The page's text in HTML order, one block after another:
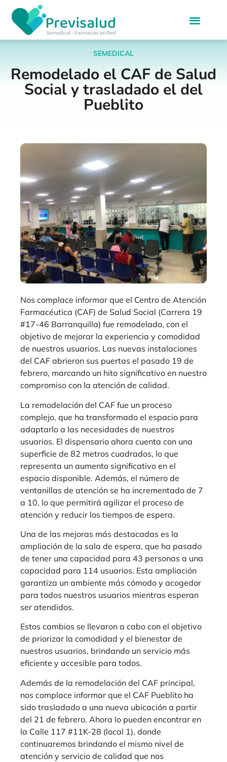
SEMEDICAL
Remodelado el CAF de Salud
Social y trasladado el del
Pueblito
Nos complace informar que el Centro de Atención
Farmacéutica (CAF) de Salud Social (Carrera 19
#17-46 Barranquilla) fue remodelado, con el
objetivo de mejorar la experiencia y comodidad
de nuestros usuarios. Las nuevas instalaciones
del CAF abrieron sus puertas el pasado 19 de
febrero, marcando un hito significativo en nuestro
compromiso con la atención de calidad.
La remodelación del CAF fue un proceso
complejo, que ha transformado el espacio para
adaptarlo a las necesidades de nuestros
usuarios. El dispensario ahora cuenta con una
superficie de 82 metros cuadrados, lo que
representa un aumento significativo en el
espacio disponible. Además, el número de
ventanillas de atención se ha incrementado de 7
a 10, lo que permitirá agilizar el proceso de
atención y reducir los tiempos de espera.
Una de las mejoras más destacadas es la
ampliación de la sala de espera, que ha pasado
de tener una capacidad para 43 personas a una
capacidad para 114 usuarios. Esta ampliación
garantiza un ambiente más cómodo y acogedor
para todos nuestros usuarios mientras esperan
ser atendidos.
Estos cambios se llevaron a cabo con el objetivo
de priorizar la comodidad y el bienestar de
nuestros usuarios, brindando un servicio más
eficiente y accesible para todos.
Además de la remodelación del CAF principal,
nos complace informar que el CAF Pueblito ha
sido trasladado a una nueva ubicación a partir
del 21 de febrero. Ahora lo pueden encontrar en
la Calle 117 #11K-28 (local 1), donde
continuaremos brindando el mismo nivel de
atención y servicio de calidad que nos